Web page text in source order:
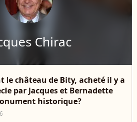
Chirac
le château de Bity, acheté il y a
par Jacques et Bernadette
historique?